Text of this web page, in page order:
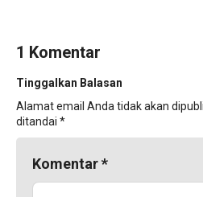
1 Komentar
Tinggalkan Balasan
Alamat email Anda tidak akan
ditandai *
Komentar*